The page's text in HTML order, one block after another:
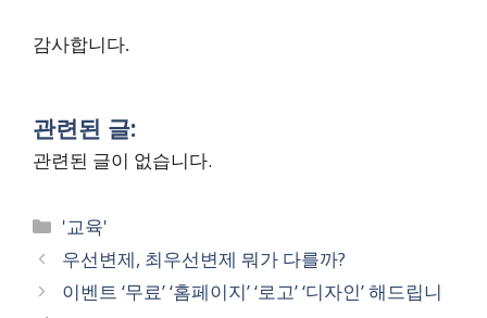
감사합니다.
관련된 글:
관련된 글이 없습니다.
Categories
'교육'
우선변제, 최우선변제 뭐가 다를까?
이벤트 ‘무료’ ‘홈페이지’ ‘로고’ ‘디자인’ 해드립니